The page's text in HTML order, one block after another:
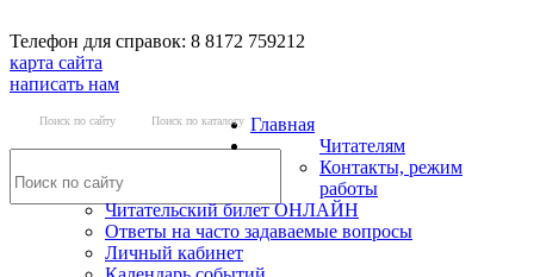
Телефон для справок: 8 8172 759212
карта сайта
написать нам
Поиск по сайту Поиск по каталогу Главная
Читателям
Контакты, режим
работы
Читательский билет ОНЛАЙН
Ответы на часто задаваемые вопросы
Личный кабинет